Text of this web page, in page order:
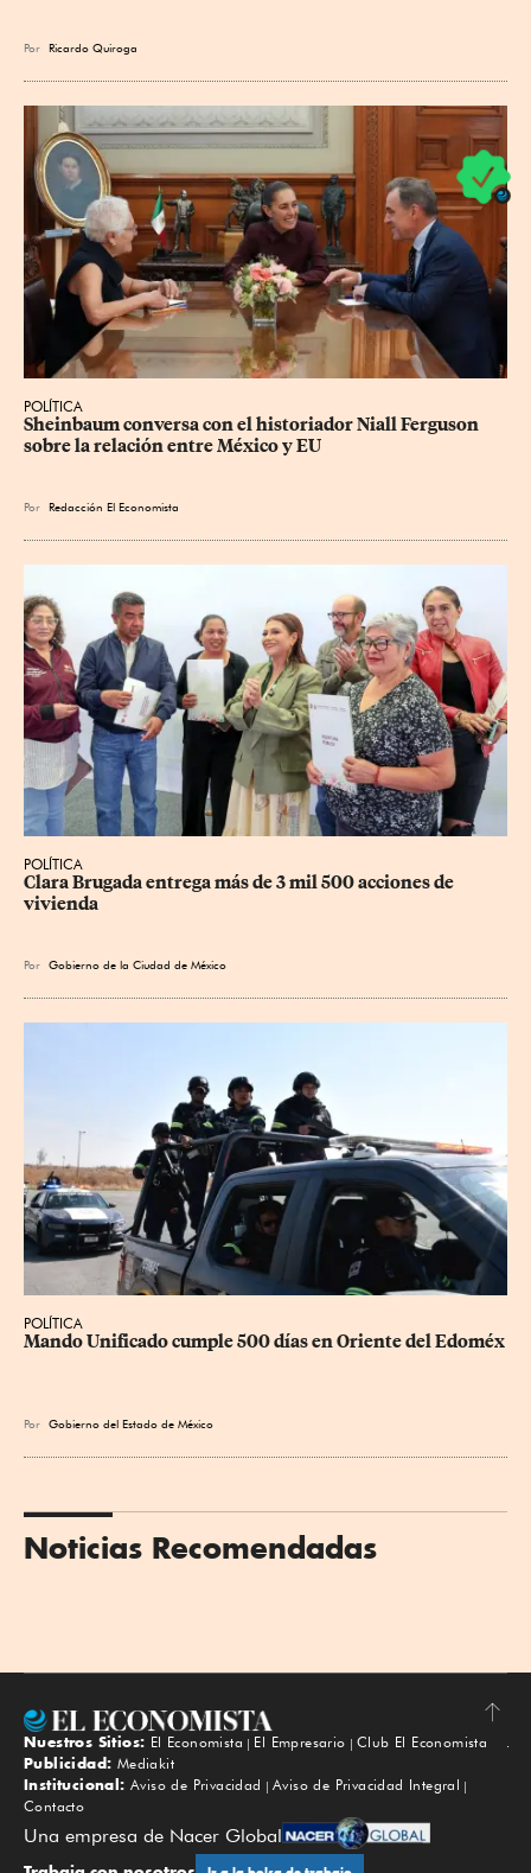
Por Ricardo Quiroga
POLÍTICA
Sheinbaum conversa con el historiador Niall Ferguson
sobre la relación entre México y EU
Por Redacción El Economista
POLÍTICA
Clara Brugada entrega más de 3 mil 500 acciones de
vivienda
Por Gobierno de la Ciudad de México
POLÍTICA
Mando Unificado cumple 500 días en Oriente del Edoméx
Por Gobierno del Estado de México
Noticias Recomendadas
Subir
Nuestros Sitios: El Economista El Empresario
Club El Economista
Publicidad: Mediakit
Institucional: Aviso de Privacidad
Aviso de Privacidad Integral
Contacto
Una empresa de Nacer Global